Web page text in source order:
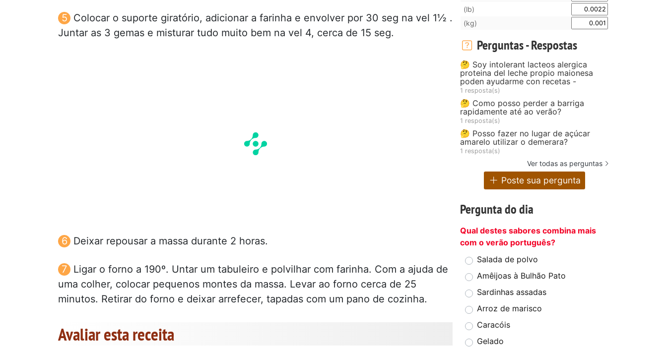
Colocar o suporte giratório, adicionar a farinha e envolver por 30 seg na vel 1½ .
Juntar as 3 gemas e misturar tudo muito bem na vel 4, cerca de 15 seg.
Deixar repousar a massa durante 2 horas.
Ligar o forno a 190º. Untar um tabuleiro e polvilhar com farinha. Com a ajuda de
uma colher, colocar pequenos montes da massa. Levar ao forno cerca de 25
minutos. Retirar do forno e deixar arrefecer, tapadas com um pano de cozinha.
Avaliar esta receita
(lb)
(kg)
Perguntas - Respostas
🤔 Soy intolerant lacteos alergica
proteina del leche propio maionesa
poden ayudarme con recetas -
1 resposta(s)
🤔 Como posso perder a barriga
rapidamente até ao verão?
1 resposta(s)
🤔 Posso fazer no lugar de açúcar
amarelo utilizar o demerara?
1 resposta(s)
Ver todas as perguntas
Poste sua pergunta
Pergunta do dia
Qual destes sabores combina mais
com o verão português?
Salada de polvo
Amêijoas à Bulhão Pato
Sardinhas assadas
Arroz de marisco
Caracóis
Gelado